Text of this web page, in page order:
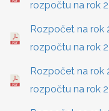
rozpočtu na rok
Rozpočet na rok
rozpočtu na rok
Rozpočet na rok
rozpočtu na rok